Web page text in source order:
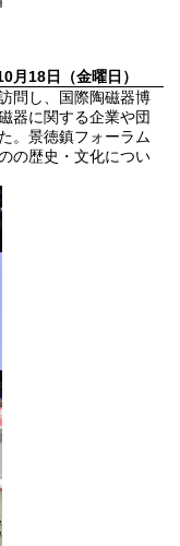
月18日（金曜日）
問し、国際陶磁器博
器に関する企業や団
。景徳鎮フォーラム
の歴史・文化につい